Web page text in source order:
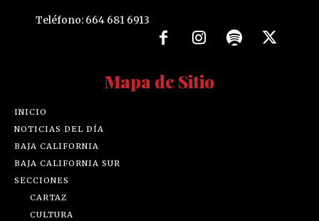
Teléfono: 664 681 6913
Mapa de Sitio
INICIO
NOTICIAS DEL DÍA
BAJA CALIFORNIA
BAJA CALIFORNIA SUR
SECCIONES
CARTAZ
CULTURA